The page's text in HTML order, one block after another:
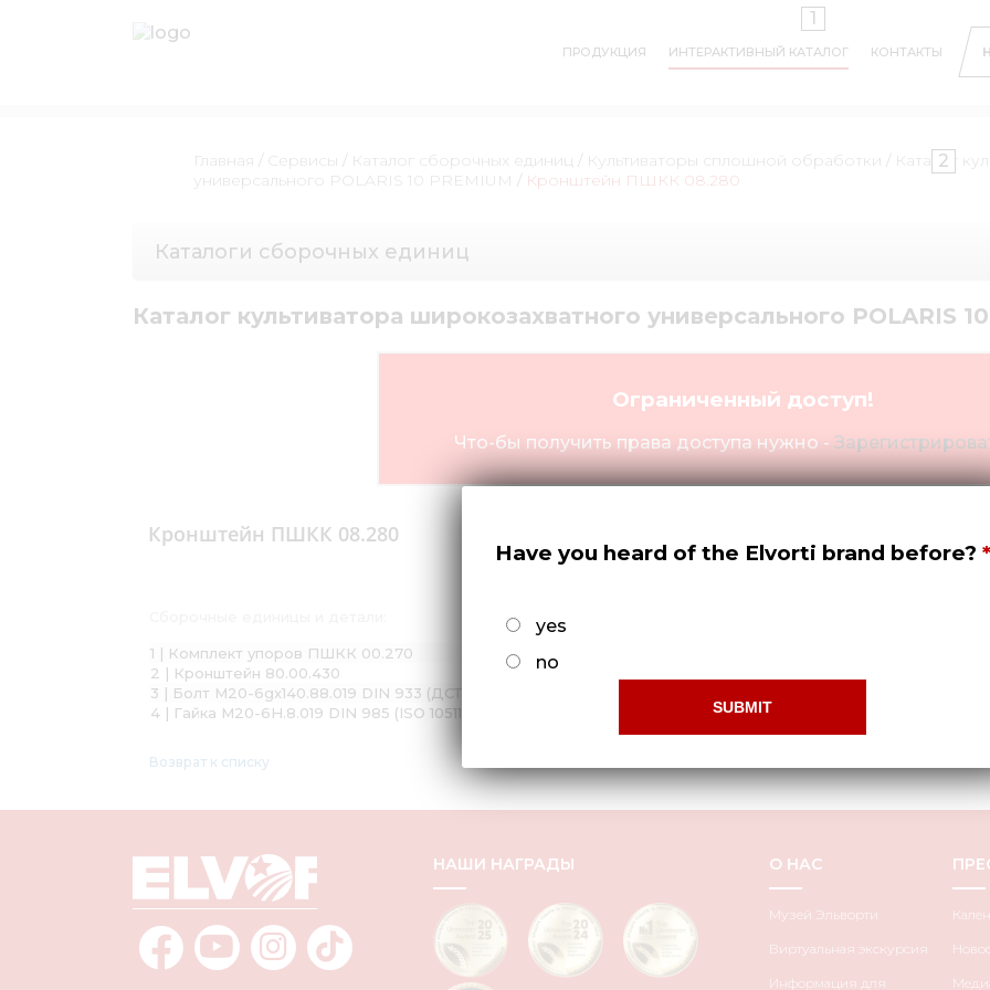
ПРОДУКЦИЯ ИНТЕРАКТИВНЫЙ КАТАЛОГ КОНТАКТЫ
Главная / Сервисы / Каталог сборочных единиц / Культиваторы сплошной обработки / Каталог
универсального POLARIS 10 PREMIUM / Кронштейн ПШКК 08.280
Каталоги сборочных единиц
Каталог культиватора широкозахватного универсального POLARIS
Ограниченный доступ!
Что-бы получить права доступа нужно -
Кронштейн ПШКК 08.280
1
2
1 | Комплект упоров ПШКК 00.270
2 | Кронштейн 80.00.430
3 | Болт М20-6gx140.88.019 DIN 933 (ДСТУ ГОСТ 7798:2008)
4 | Гайка М20-6Н.8.019 DIN 985 (ISO 10511)
Возврат к списку
НАШИ НАГРАДЫ О НАС
Музей Эльворти
Виртуальная экскурсия
Информация для
Have you heard of the Elvorti brand before?
yes
no